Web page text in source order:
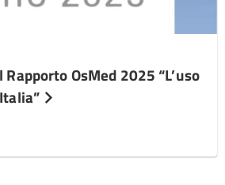
OsMed 2025 “L’uso